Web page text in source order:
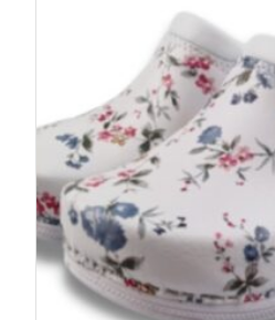
productpagina